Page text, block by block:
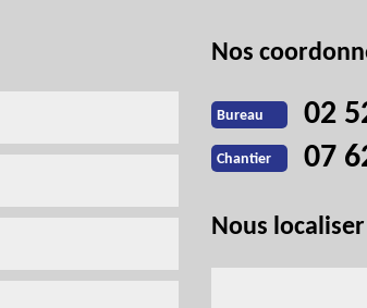
Nos
Bureau 02
Chantier 07
Nous localiser